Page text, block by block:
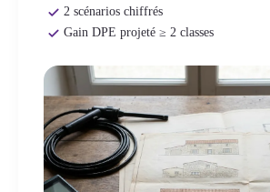
2 scénarios chiffrés
Gain DPE projeté ≥ 2 classes